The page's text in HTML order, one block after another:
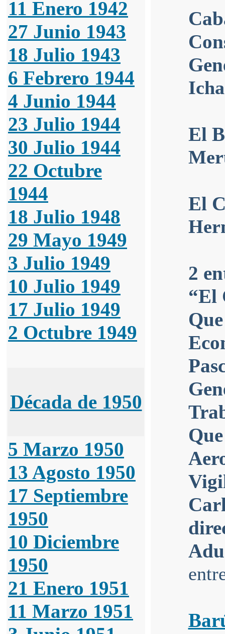
11 Enero 1942
27 Junio 1943
18 Julio 1943
6 Febrero 1944
4 Junio 1944
23 Julio 1944
30 Julio 1944
22 Octubre
1944
18 Julio 1948
29 Mayo 1949
3 Julio 1949
10 Julio 1949
17 Julio 1949
2 Octubre 1949
Década de 1950
5 Marzo 1950
13 Agosto 1950
17 Septiembre
1950
10 Diciembre
1950
21 Enero 1951
11 Marzo 1951
El
El
2
“El